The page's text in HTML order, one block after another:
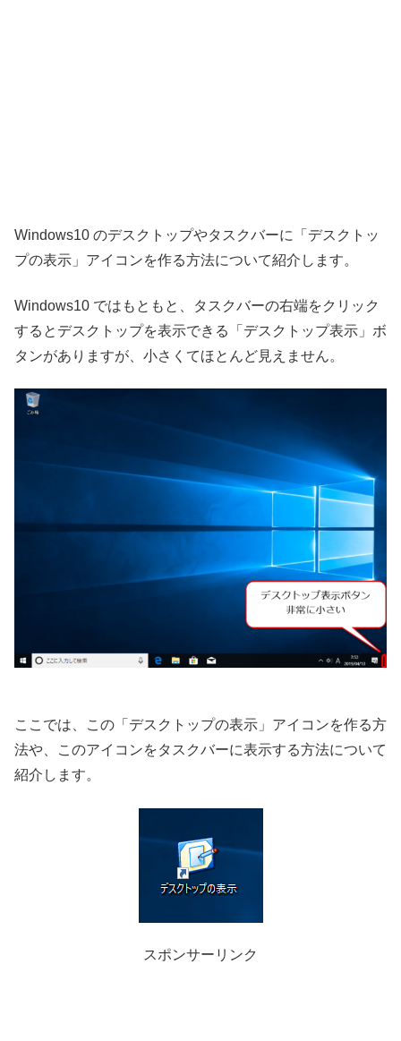
Windows10 のデスクトップやタスクバーに「デスクトッ
プの表示」アイコンを作る方法について紹介します。
Windows10 ではもともと、タスクバーの右端をクリック
するとデスクトップを表示できる「デスクトップ表示」ボ
タンがありますが、小さくてほとんど見えません。
ここでは、この「デスクトップの表示」アイコンを作る方
法や、このアイコンをタスクバーに表示する方法について
紹介します。
スポンサーリンク